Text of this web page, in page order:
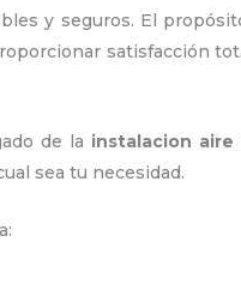
y seguros. El
satisfacción
de la instalacion
sea tu necesidad.